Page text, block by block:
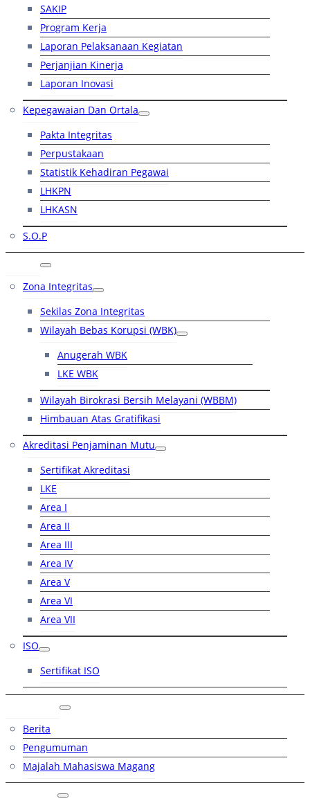
SAKIP
Program Kerja
Laporan Pelaksanaan Kegiatan
Perjanjian Kinerja
Laporan Inovasi
Kepegawaian Dan Ortala
Pakta Integritas
Perpustakaan
Statistik Kehadiran Pegawai
LHKPN
LHKASN
S.O.P
Zona Integritas
Sekilas Zona Integritas
Wilayah Bebas Korupsi (WBK)
Anugerah WBK
LKE WBK
Wilayah Birokrasi Bersih Melayani (WBBM)
Himbauan Atas Gratifikasi
Akreditasi Penjaminan Mutu
Sertifikat Akreditasi
LKE
Area I
Area II
Area III
Area IV
Area V
Area VI
Area VII
ISO
Sertifikat ISO
Berita
Pengumuman
Majalah Mahasiswa Magang